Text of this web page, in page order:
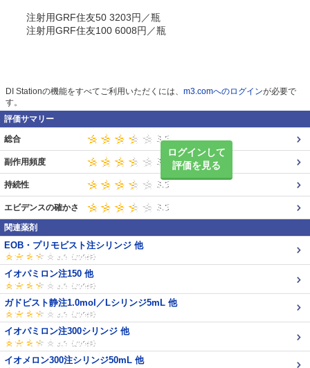
注射用GRF住友50 3203円／瓶
注射用GRF住友100 6008円／瓶
DI Stationの機能をすべてご利用いただくには、 m3.comへのログインが必要で
す。
評価サマリー
ログインして
評価を見る
総合
副作用頻度
持続性
エビデンスの確かさ
関連薬剤
EOB・プリモビスト注シリンジ 他
イオパミロン注150 他
ガドビスト静注1.0mol／Lシリンジ5mL 他
イオパミロン注300シリンジ 他
イオメロン300注シリンジ50mL 他